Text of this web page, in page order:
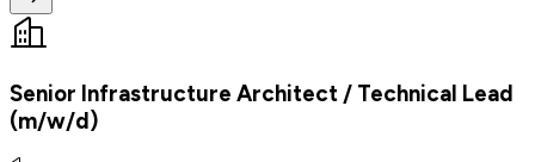
Senior Infrastructure Architect / Technical Lead
(m/w/d)